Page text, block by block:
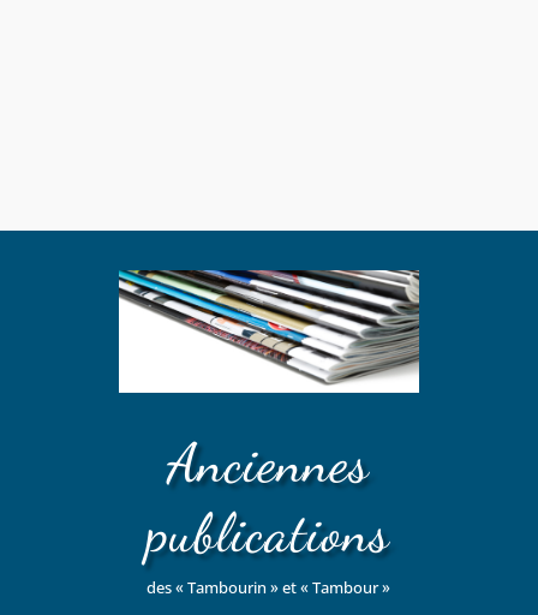
Anciennes
publications
des « Tambourin » et « Tambour »